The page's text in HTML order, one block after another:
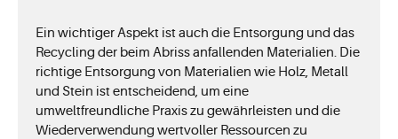
Ein wichtiger Aspekt ist auch die Entsorgung und das
Recycling der beim Abriss anfallenden Materialien. Die
richtige Entsorgung von Materialien wie Holz, Metall
und Stein ist entscheidend, um eine
umweltfreundliche Praxis zu gewährleisten und die
Wiederverwendung wertvoller Ressourcen zu